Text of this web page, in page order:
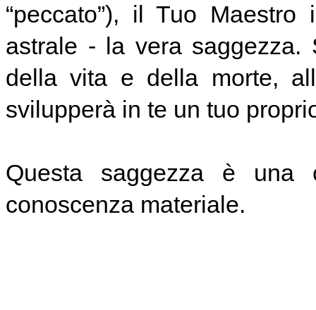
“peccato”), il Tuo
astrale - la vera
della vita e della morte,
svilupperà in te un tuo
Questa saggezza è una
conoscenza materiale.